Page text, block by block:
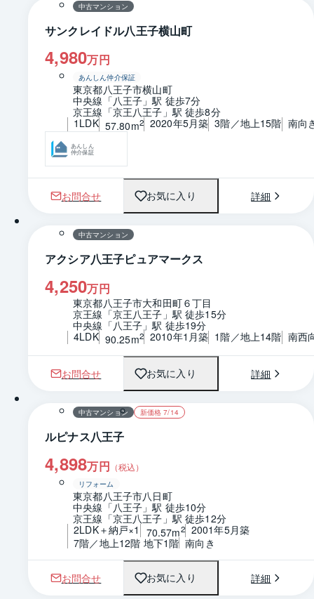
中古マンション
サンクレイドル八王子横山町
4,980万円
あんしん仲介保証
東京都八王子市横山町
中央線「八王子」駅 徒歩7分
京王線「京王八王子」駅 徒歩8分
1LDK 57.80m2 2020年5月築 3階／地上15階 南向
あんしん
仲介保証
お問合せ お気に入り 詳細
1 / 0 間取り
中古マンション
アクシア八王子ピュアマークス
4,250万円
東京都八王子市大和田町６丁目
京王線「京王八王子」駅 徒歩15分
中央線「八王子」駅 徒歩19分
4LDK 90.25m2 2010年1月築 1階／地上14階 南西
お問合せ お気に入り 詳細
1 / 0 間取り
中古マンション 新価格 7/14
ルピナス八王子
4,898万円 （税込）
リフォーム
東京都八王子市八日町
中央線「八王子」駅 徒歩10分
京王線「京王八王子」駅 徒歩12分
2LDK＋納戸×1
70.57m2 2001年5月築
7階／地上12階 地下1階 南向き
お問合せ お気に入り 詳細
1 / 0 間取り